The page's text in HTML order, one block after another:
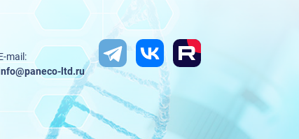
mail:
ltd.ru